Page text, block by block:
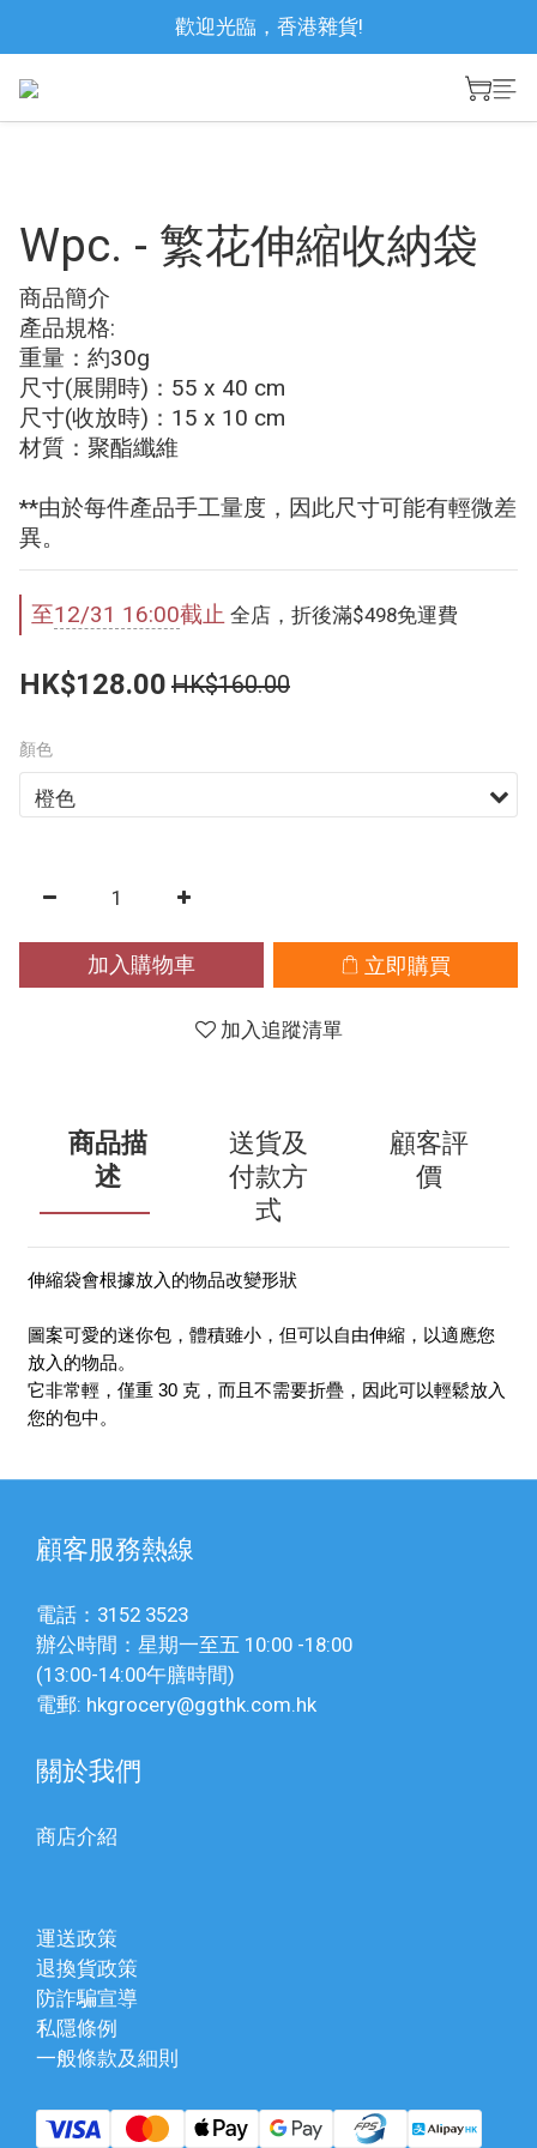
歡迎光臨，香港雜貨!
Wpc. - 繁花伸縮收納袋
商品簡介
產品規格:
重量：約30g
尺寸(展開時)：55 x 40 cm
尺寸(收放時)：15 x 10 cm
材質：聚酯纖維
**由於每件產品手工量度，因此尺寸可能有輕微差
異。
至12/31 16:00截止 全店，折後滿$498免運費
HK$128.00 HK$160.00
顏色
加入購物車 立即購買
加入追蹤清單
商品描
述
送貨及
付款方
式
顧客評
價
伸縮袋會根據放入的物品改變形狀
圖案可愛的迷你包，體積雖小，但可以自由伸縮，以適應您
放入的物品。
它非常輕，僅重 30 克，而且不需要折疊，因此可以輕鬆放入
您的包中。
顧客服務熱線
電話：3152 3523
辦公時間：星期一至五 10:00 -18:00
(13:00-14:00午膳時間)
電郵: hkgrocery@ggthk.com.hk
關於我們
商店介紹
運送政策
退換貨政策
防詐騙宣導
私隱條例
一般條款及細則